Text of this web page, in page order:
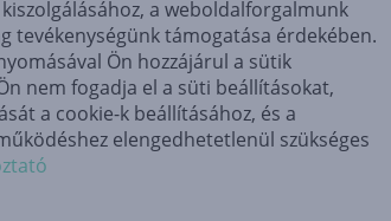
E-Outback
a weboldalforgalmunk
tevékenységünk támogatása érdekében.
Ön hozzájárul a sütik
nem fogadja el a süti beállításokat,
a cookie-k beállításához, és a
elengedhetetlenül szükséges